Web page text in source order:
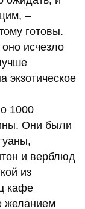
–
готовы.
исчезло
экзотическое
1000
Они были
и верблюд
из
кафе
желанием